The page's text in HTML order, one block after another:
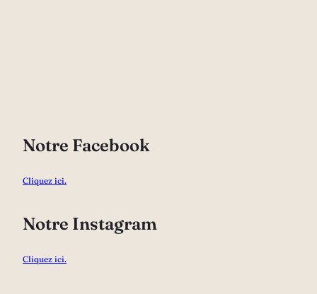
Notre Facebook
Cliquez ici.
Notre Instagram
Cliquez ici.